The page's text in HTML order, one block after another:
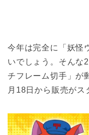
今年は完全に「妖怪
いでしょう。そんな
チフレーム切手」が
月18日から販売がス